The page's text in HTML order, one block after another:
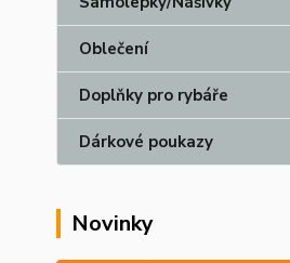
Oblečení
Doplňky pro rybáře
Dárkové poukazy
Novinky